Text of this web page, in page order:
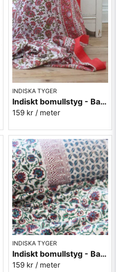
INDISKA TYGER
Indiskt bomullstyg - Batist - nr.4
159 kr / meter
INDISKA TYGER
Indiskt bomullstyg - Batist - nr.6
159 kr / meter